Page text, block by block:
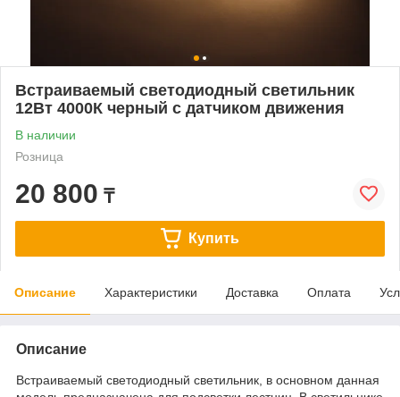
Встраиваемый светодиодный светильник
12Вт 4000К черный с датчиком движения
В наличии
Розница
20 800 ₸
Купить
Описание Характеристики Доставка Оплата
Описание
Встраиваемый светодиодный светильник, в основном данная